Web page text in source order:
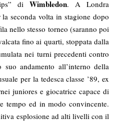
di Wimbledon. A Londra
seconda volta in stagione dopo
nello stesso torneo (saranno poi
fino ai quarti, stoppata dalla
nei turni precedenti contro
suo andamento all’interno della
per la tedesca classe ’89, ex
juniores e giocatrice capace di
tempo ed in modo convincente.
esplosione ad alti livelli con il